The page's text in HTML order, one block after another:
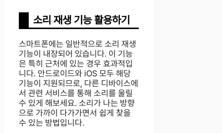
소리 재생 기능 활용하기
스마트폰에는 일반적으로 소리 재생
기능이 내장되어 있습니다. 이 기능
은 특히 근처에 있는 경우 효과적입
니다. 안드로이드와 iOS 모두 해당
기능이 지원되므로, 다른 디바이스에
서 관련 서비스를 통해 소리를 울릴
수 있게 해보세요. 소리가 나는 방향
으로 가까이 다가가면서 쉽게 찾을
수 있는 방법입니다.